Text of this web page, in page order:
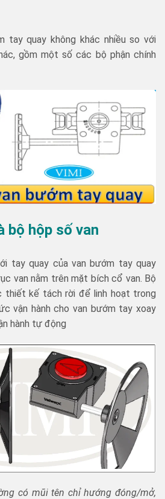
tay quay không khác nhiều so với
gồm một số các bộ phận chính
bộ hộp số van
tay quay của van bướm tay quay
van nằm trên mặt bích cổ van. Bộ
thiết kế tách rời để linh hoạt trong
vận hành cho van bướm tay xoay
hành tự động
có mũi tên chỉ hướng đóng/mở,